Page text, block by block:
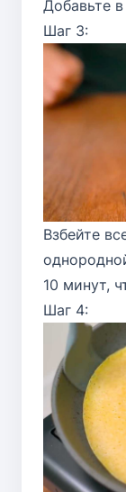
Добавьте
Шаг 3:
Взбейте
10 минут,
Шаг 4: